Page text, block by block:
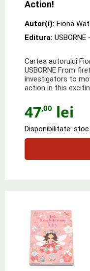
Action!
Autor(i): Fiona
Editura: USBORNE
Cartea autorului
USBORNE From
investigators to
action in this
47,00 lei
Disponibilitate: